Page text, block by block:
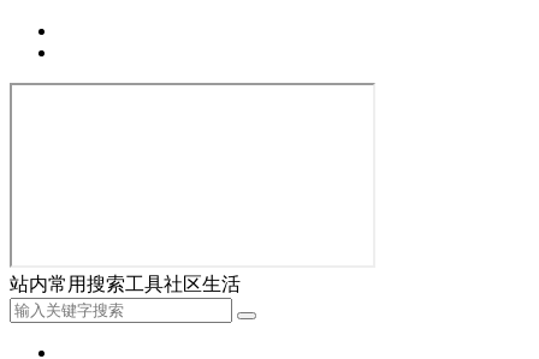
站内常用搜索工具社区生活